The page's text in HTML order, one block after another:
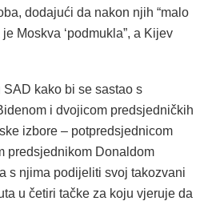
dodajući da nakon njih “malo
Moskva ‘podmukla”, a Kijev
kako bi se sastao s
i dvojicom predsjedničkih
izbore – potpredsjednicom
predsjednikom Donaldom
s njima podijeliti svoj takozvani
u četiri tačke za koju vjeruje da